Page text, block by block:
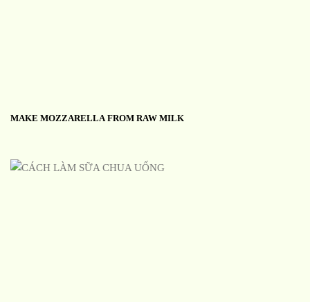
MAKE MOZZARELLA FROM RAW MILK